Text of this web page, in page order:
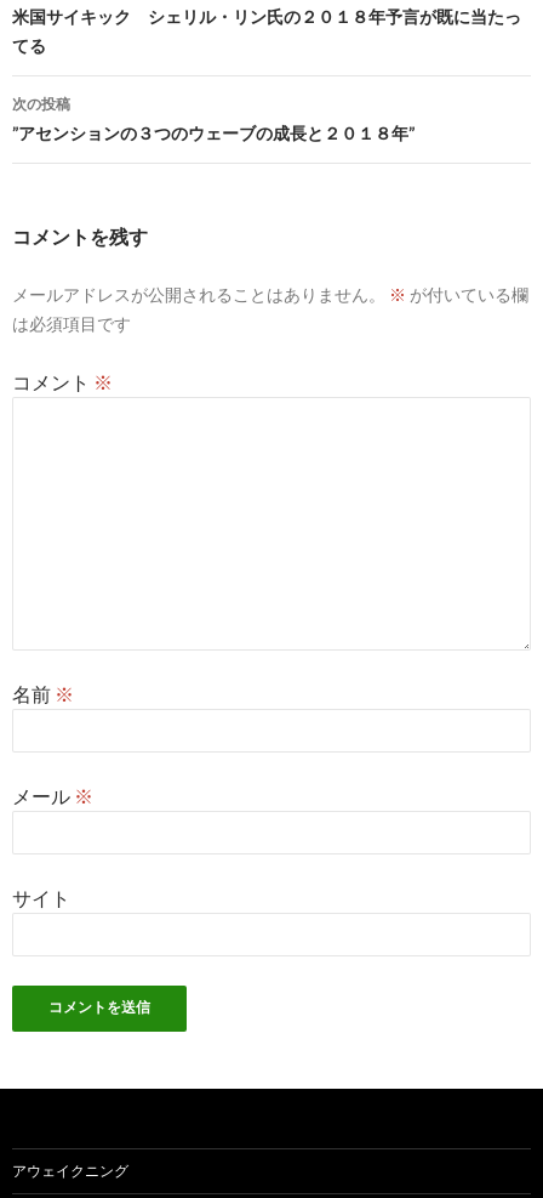
稿
ナ
ビ
ゲ
シ
ン
米国サイキック シェリル・リン氏の２０１８年予言が既に当たっ
てる
次の投稿
”アセンションの３つのウェーブの成長と２０１８年”
コメントを残す
メールアドレスが公開されることはありません。 ※ が付いている欄
は必須項目です
コメント ※
名前 ※
メール ※
サイト
アウェイクニング